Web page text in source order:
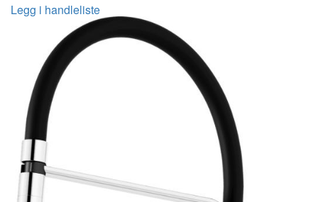
Legg i handleliste